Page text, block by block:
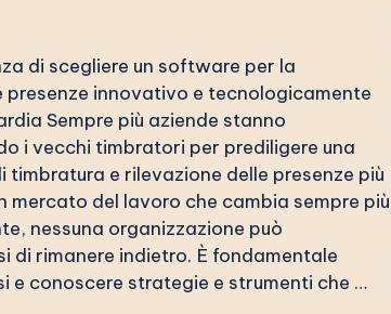
di scegliere un software per la
presenze innovativo e tecnologicamente
Sempre più aziende stanno
i vecchi timbratori per prediligere una
timbratura e rilevazione delle presenze più
mercato del lavoro che cambia sempre più
nessuna organizzazione può
di rimanere indietro. È fondamentale
e conoscere strategie e strumenti che …